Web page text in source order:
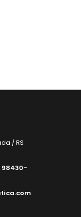
/ RS
98430-